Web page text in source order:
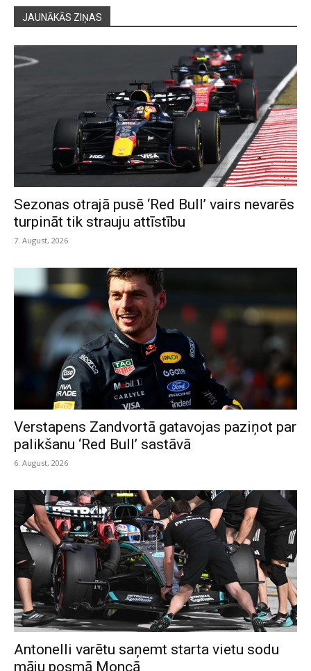
JAUNĀKĀS ZIŅAS
Sezonas otrajā pusē ‘Red Bull’ vairs nevarēs
turpināt tik strauju attīstību
7. August, 2026
Verstapens Zandvortā gatavojas paziņot par
palikšanu ‘Red Bull’ sastāvā
6. August, 2026
Antonelli varētu saņemt starta vietu sodu
māju posmā Moncā